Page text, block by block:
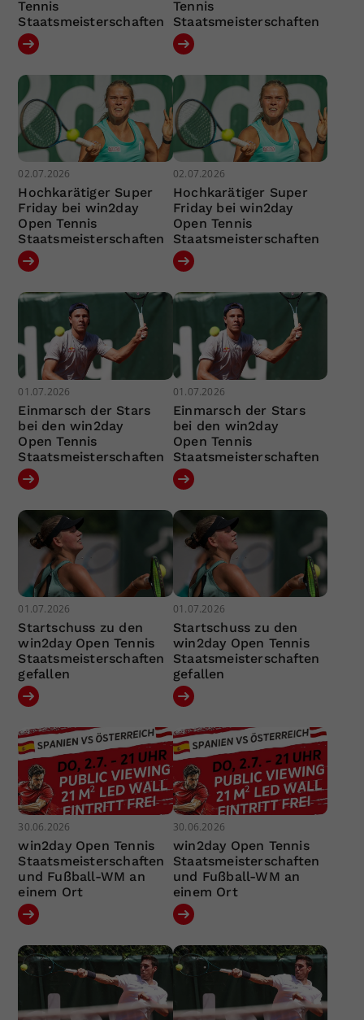
Tennis
Staatsmeisterschaften
Tennis
Staatsmeisterschaften
02.07.2026
Hochkarätiger Super
Friday bei win2day
Open Tennis
Staatsmeisterschaften
02.07.2026
Hochkarätiger Super
Friday bei win2day
Open Tennis
Staatsmeisterschaften
01.07.2026
Einmarsch der Stars
bei den win2day
Open Tennis
Staatsmeisterschaften
01.07.2026
Einmarsch der Stars
bei den win2day
Open Tennis
Staatsmeisterschaften
01.07.2026
Startschuss zu den
win2day Open Tennis
Staatsmeisterschaften
gefallen
01.07.2026
Startschuss zu den
win2day Open Tennis
Staatsmeisterschaften
gefallen
30.06.2026
win2day Open Tennis
Staatsmeisterschaften
und Fußball-WM an
einem Ort
30.06.2026
win2day Open Tennis
Staatsmeisterschaften
und Fußball-WM an
einem Ort